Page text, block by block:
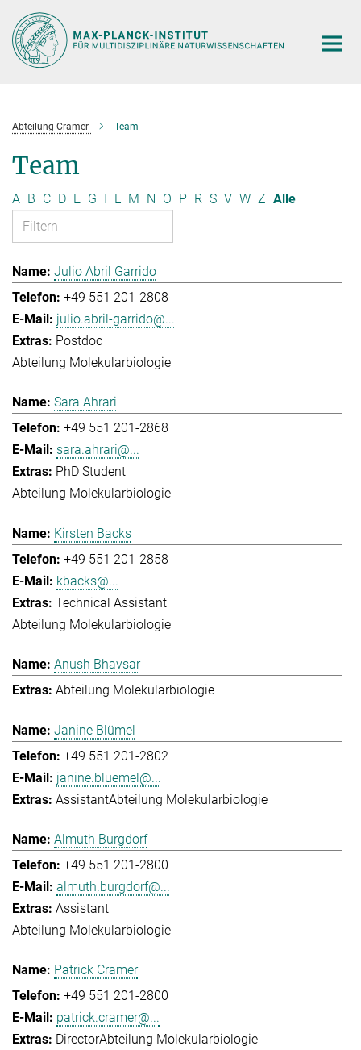
Hauptinhalt
Abteilung Cramer Team
Team
A B C D E G I L M N O P R S V W Z Alle
Julio Abril Garrido
+49 551 201-2808
julio.abril-garrido@...
Postdoc
Abteilung Molekularbiologie
Sara Ahrari
+49 551 201-2868
sara.ahrari@...
PhD Student
Abteilung Molekularbiologie
Kirsten Backs
+49 551 201-2858
kbacks@...
Technical Assistant
Abteilung Molekularbiologie
Anush Bhavsar
Abteilung Molekularbiologie
Janine Blümel
+49 551 201-2802
janine.bluemel@...
AssistantAbteilung Molekularbiologie
Almuth Burgdorf
+49 551 201-2800
almuth.burgdorf@...
Assistant
Abteilung Molekularbiologie
Patrick Cramer
+49 551 201-2800
patrick.cramer@...
DirectorAbteilung Molekularbiologie